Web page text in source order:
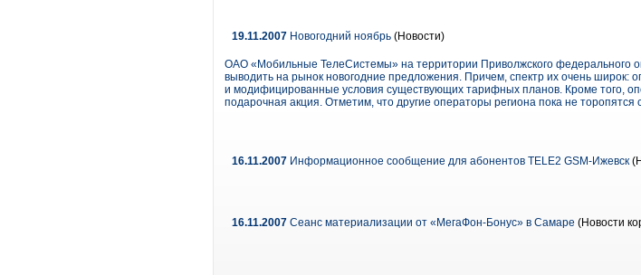
19.11.2007 Новогодний ноябрь (Новости)
ОАО «Мобильные ТелеСистемы» на территории Приволжского федерального
выводить на рынок новогодние предложения. Причем, спектр их очень
и модифицированные условия существующих тарифных планов. Кроме того,
подарочная акция. Отметим, что другие операторы региона пока не торопятся
16.11.2007 Информационное сообщение для абонентов TELE2 GSM-Ижевск
16.11.2007 Сеанс материализации от «МегаФон-Бонус» в Самаре (Новости